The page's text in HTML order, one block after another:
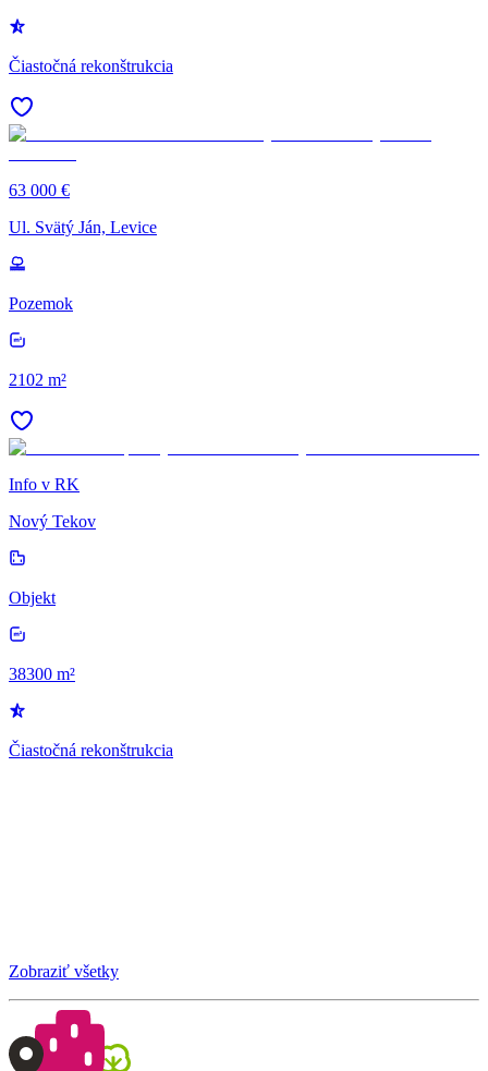
Čiastočná rekonštrukcia
63 000 €
Ul. Svätý Ján, Levice
Pozemok
2102 m²
Info v RK
Nový Tekov
Objekt
38300 m²
Čiastočná rekonštrukcia
Zobraziť všetky